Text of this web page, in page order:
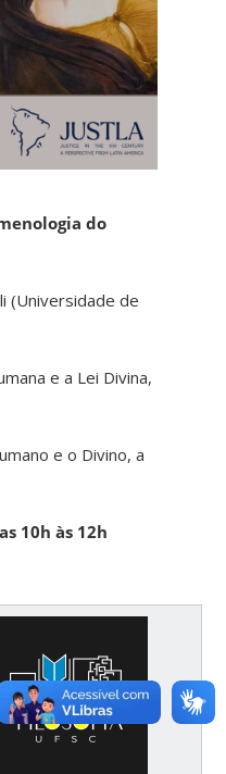
do
(Universidade de
e a Lei Divina,
e o Divino, a
10h às 12h